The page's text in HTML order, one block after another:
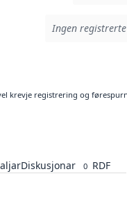
Ingen
krevje registrering og
Diskusjonar 0 RDF